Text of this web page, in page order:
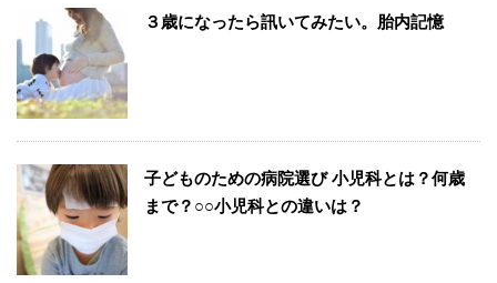
３歳になったら訊いてみたい。胎内記憶
子どものための病院選び 小児科とは？何歳
まで？○○小児科との違いは？